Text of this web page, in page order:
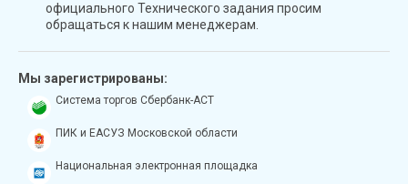
официального Технического задания просим
обращаться к нашим менеджерам.
Мы зарегистрированы:
Система торгов Сбербанк-АСТ
ПИК и ЕАСУЗ Московской области
Национальная электронная площадка